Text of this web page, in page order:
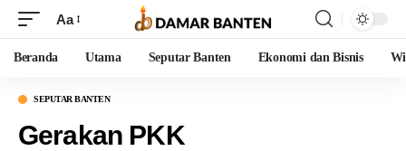
Aa
Beranda Utama Seputar Banten Ekonomi dan Bisnis
SEPUTAR BANTEN
Gerakan PKK